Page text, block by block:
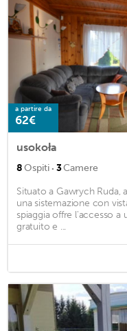
a partire da
62€
usokoła
8Ospiti · 3Camere
Situato a Gawrych Ruda,
una sistemazione con
spiaggia offre l'accesso
gratuito e ...